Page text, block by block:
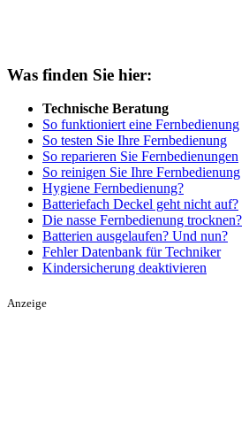
Was finden Sie hier:
Technische Beratung
So funktioniert eine Fernbedienung
So testen Sie Ihre Fernbedienung
So reparieren Sie Fernbedienungen
So reinigen Sie Ihre Fernbedienung
Hygiene Fernbedienung?
Batteriefach Deckel geht nicht auf?
Die nasse Fernbedienung trocknen?
Batterien ausgelaufen? Und nun?
Fehler Datenbank für Techniker
Kindersicherung deaktivieren
Anzeige